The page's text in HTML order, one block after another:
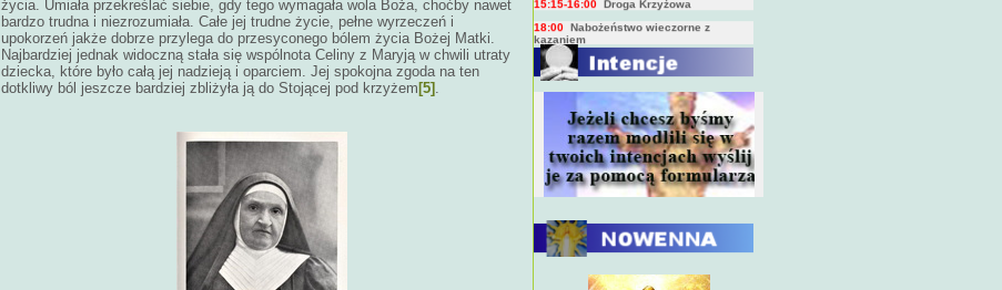
życia. Umiała przekreślać siebie, gdy tego wymagała wola Boża, choćby nawet
bardzo trudna i niezrozumiała. Całe jej trudne życie, pełne wyrzeczeń i
upokorzeń jakże dobrze przylega do przesyconego bólem życia Bożej Matki.
Najbardziej jednak widoczną stała się wspólnota Celiny z Maryją w chwili utraty
dziecka, które było całą jej nadzieją i oparciem. Jej spokojna zgoda na ten
dotkliwy ból jeszcze bardziej zbliżyła ją do Stojącej pod krzyżem [5] .
kazaniem
10:00
Niedzielna Msza święta w miarę
możliwości ks. Piotra